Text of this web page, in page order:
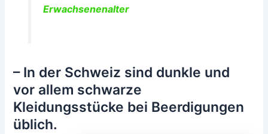
Erwachsenenalter
– In der Schweiz sind dunkle und
vor allem schwarze
Kleidungsstücke bei Beerdigungen
üblich.